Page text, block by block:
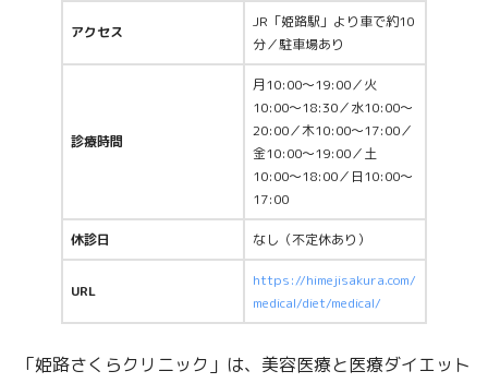
アクセス
JR「姫路駅」より車で約10
分／駐車場あり
診療時間
月10:00〜19:00／火
10:00〜18:30／水10:00〜
20:00／木10:00〜17:00／
金10:00〜19:00／土
10:00〜18:00／日10:00〜
17:00
休診日 なし（不定休あり）
URL
https://himejisakura.com/
medical/diet/medical/
「姫路さくらクリニック」は、美容医療と医療ダイエット